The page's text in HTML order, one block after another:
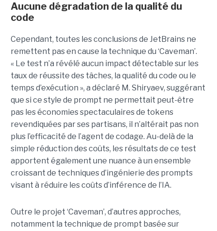
Aucune dégradation de la qualité du
code
Cependant, toutes les conclusions de JetBrains ne
remettent pas en cause la technique du ‘Caveman’.
« Le test n’a révélé aucun impact détectable sur les
taux de réussite des tâches, la qualité du code ou le
temps d’exécution », a déclaré M. Shiryaev, suggérant
que si ce style de prompt ne permettait peut-être
pas les économies spectaculaires de tokens
revendiquées par ses partisans, il n’altérait pas non
plus l’efficacité de l’agent de codage. Au-delà de la
simple réduction des coûts, les résultats de ce test
apportent également une nuance à un ensemble
croissant de techniques d’ingénierie des prompts
visant à réduire les coûts d’inférence de l’IA.
Outre le projet ‘Caveman’, d’autres approches,
notamment la technique de prompt basée sur